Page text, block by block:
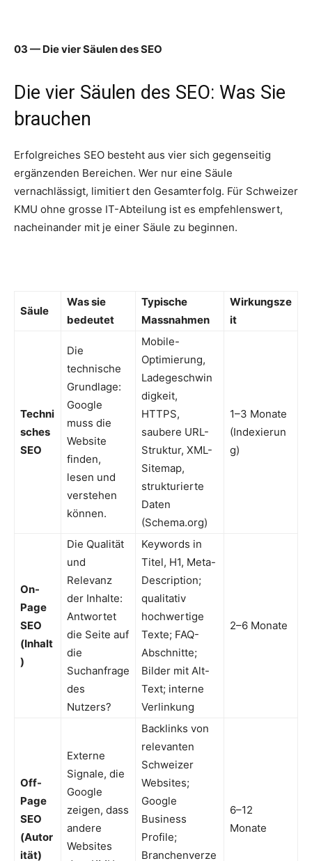
03 — Die vier Säulen des SEO
Die vier Säulen des SEO: Was Sie
brauchen
Erfolgreiches SEO besteht aus vier sich gegenseitig
ergänzenden Bereichen. Wer nur eine Säule
vernachlässigt, limitiert den Gesamterfolg. Für Schweizer
KMU ohne grosse IT-Abteilung ist es empfehlenswert,
nacheinander mit je einer Säule zu beginnen.
Säule
Was sie
bedeutet
Typische
Massnahmen
Wirkungsze
it
Techni
sches
SEO
Die
technische
Grundlage:
Google
muss die
Website
finden,
lesen und
verstehen
können.
Mobile-
Optimierung,
Ladegeschwin
digkeit,
HTTPS,
saubere URL-
Struktur, XML-
Sitemap,
strukturierte
Daten
(Schema.org)
1–3 Monate
(Indexierun
g)
On-
Page
SEO
(Inhalt
)
Die Qualität
und
Relevanz
der Inhalte:
Antwortet
die Seite auf
die
Suchanfrage
des
Nutzers?
Keywords in
Titel, H1, Meta-
Description;
qualitativ
hochwertige
Texte; FAQ-
Abschnitte;
Bilder mit Alt-
Text; interne
Verlinkung
2–6 Monate
Off-
Page
SEO
(Autor
ität)
Externe
Signale, die
Google
zeigen, dass
andere
Websites
Backlinks von
relevanten
Schweizer
Websites;
Google
Business
Profile;
Branchenverze
6–12
Monate